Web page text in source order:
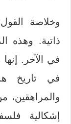
وخلاصة
ذاتية. وهذه
في الآخر.
في تاريخ
إشكالية